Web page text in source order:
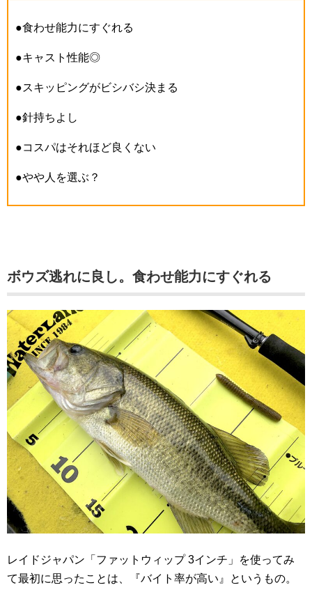
●食わせ能力にすぐれる
●キャスト性能◎
●スキッピングがビシバシ決まる
●針持ちよし
●コスパはそれほど良くない
●やや人を選ぶ？
ボウズ逃れに良し。食わせ能力にすぐれる
レイドジャパン「ファットウィップ 3インチ」を使ってみ
て最初に思ったことは、『バイト率が高い』というもの。